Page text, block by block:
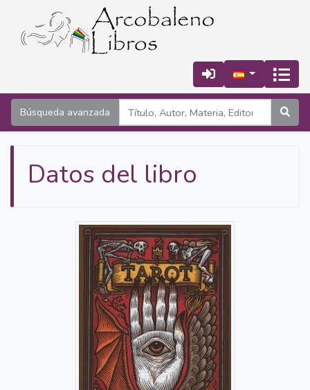
Búsqueda avanzada
Datos del libro